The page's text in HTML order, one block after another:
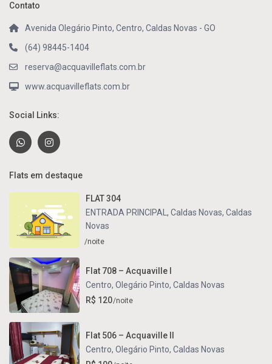
Contato
Avenida Olegário Pinto, Centro, Caldas Novas - GO
(64) 98445-1404
reserva@acquavilleflats.com.br
www.acquavilleflats.com.br
Social Links:
Flats em destaque
FLAT 304
ENTRADA PRINCIPAL, Caldas Novas, Caldas
Novas
/noite
Flat 708 – Acquaville I
Centro, Olegário Pinto, Caldas Novas
R$ 120/noite
Flat 506 – Acquaville II
Centro, Olegário Pinto, Caldas Novas